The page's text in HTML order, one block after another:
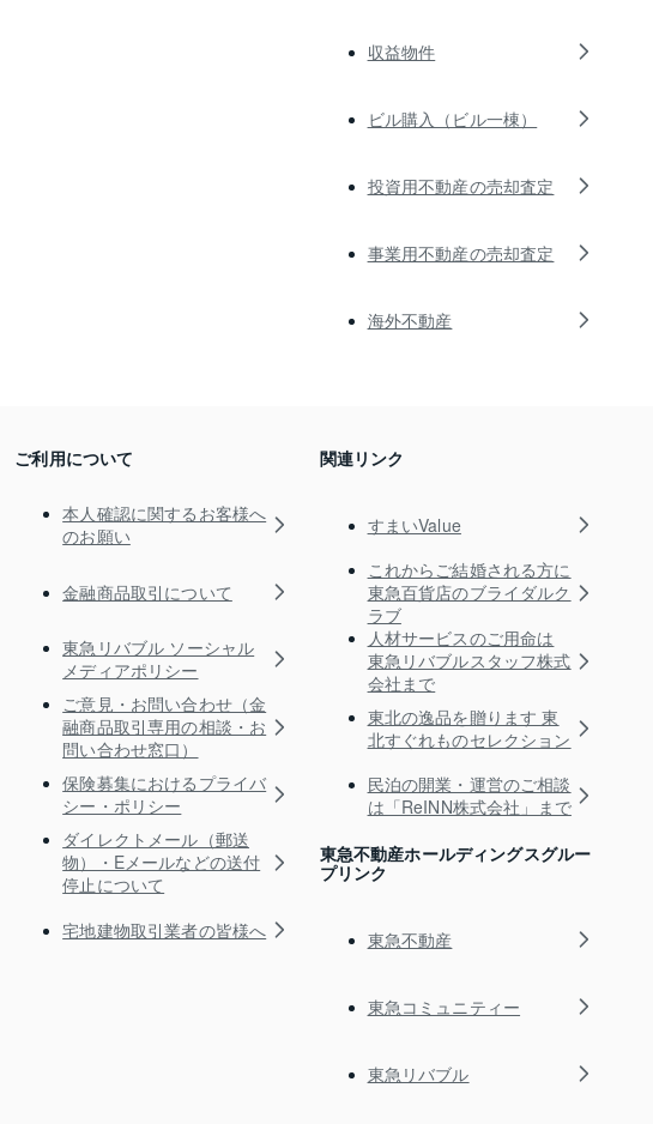
収益物件
ビル購入（ビル一棟）
投資用不動産の売却査定
事業用不動産の売却査定
海外不動産
ご利用について
本人確認に関するお客様へ
のお願い
金融商品取引について
東急リバブル ソーシャル
メディアポリシー
ご意見・お問い合わせ（金
融商品取引専用の相談・お
問い合わせ窓口）
保険募集におけるプライバ
シー・ポリシー
ダイレクトメール（郵送
物）・Eメールなどの送付
停止について
宅地建物取引業者の皆様へ
関連リンク
すまいValue
これからご結婚される方に
東急百貨店のブライダルク
ラブ
人材サービスのご用命は
東急リバブルスタッフ株式
会社まで
東北の逸品を贈ります 東
北すぐれものセレクション
民泊の開業・運営のご相談
は「ReINN株式会社」まで
東急不動産ホールディングスグルー
プリンク
東急不動産
東急コミュニティー
東急リバブル